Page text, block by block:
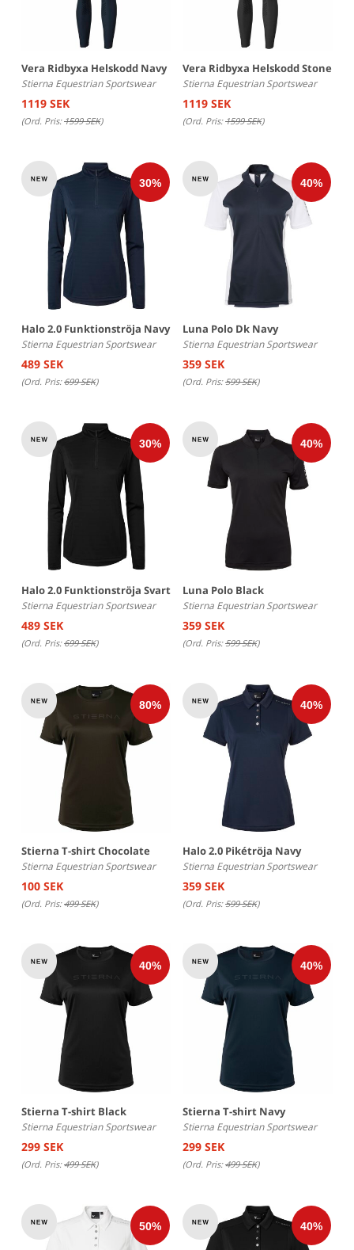
Vera Ridbyxa Helskodd Navy
Stierna Equestrian Sportswear
1119 SEK
(Ord. Pris:1599 SEK)
Vera Ridbyxa Helskodd Stone
Stierna Equestrian Sportswear
1119 SEK
(Ord. Pris:1599 SEK)
Halo 2.0 Funktionströja Navy
Stierna Equestrian Sportswear
489 SEK
(Ord. Pris:699 SEK)
Luna Polo Dk Navy
Stierna Equestrian Sportswear
359 SEK
(Ord. Pris:599 SEK)
Halo 2.0 Funktionströja Svart
Stierna Equestrian Sportswear
489 SEK
(Ord. Pris:699 SEK)
Luna Polo Black
Stierna Equestrian Sportswear
359 SEK
(Ord. Pris:599 SEK)
Stierna T-shirt Chocolate
Stierna Equestrian Sportswear
100 SEK
(Ord. Pris:499 SEK)
Halo 2.0 Pikétröja Navy
Stierna Equestrian Sportswear
359 SEK
(Ord. Pris:599 SEK)
Stierna T-shirt Black
Stierna Equestrian Sportswear
299 SEK
(Ord. Pris:499 SEK)
Stierna T-shirt Navy
Stierna Equestrian Sportswear
299 SEK
(Ord. Pris:499 SEK)